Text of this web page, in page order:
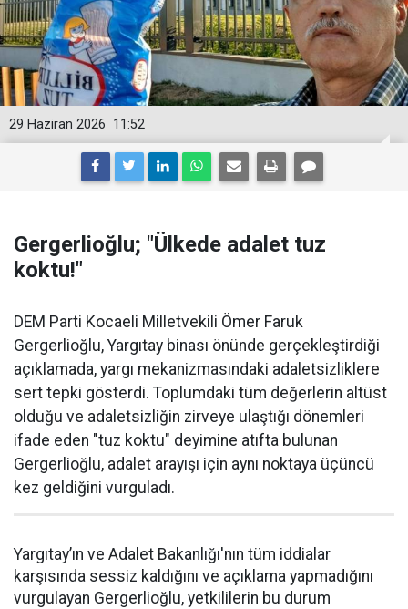
11:52
29 Haziran 2026
Gergerlioğlu; "Ülkede adalet tuz
koktu!"
DEM Parti Kocaeli Milletvekili Ömer Faruk
Gergerlioğlu, Yargıtay binası önünde gerçekleştirdiği
açıklamada, yargı mekanizmasındaki adaletsizliklere
sert tepki gösterdi. Toplumdaki tüm değerlerin altüst
olduğu ve adaletsizliğin zirveye ulaştığı dönemleri
ifade eden "tuz koktu" deyimine atıfta bulunan
Gergerlioğlu, adalet arayışı için aynı noktaya üçüncü
kez geldiğini vurguladı.
Yargıtay’ın ve Adalet Bakanlığı'nın tüm iddialar
karşısında sessiz kaldığını ve açıklama yapmadığını
vurgulayan Gergerlioğlu, yetkililerin bu durum